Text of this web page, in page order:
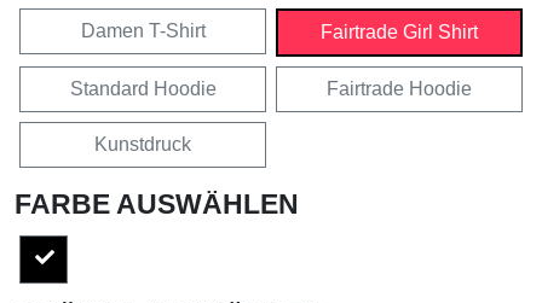
Damen T-Shirt Fairtrade Girl Shirt
Standard Hoodie Fairtrade Hoodie
Kunstdruck
FARBE AUSWÄHLEN